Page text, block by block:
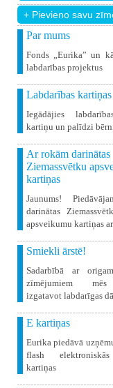
+ Pievieno savu
Par mums
Fonds „Eurika” un
labdarības projektus
Labdarības kartiņas
Iegādājies
kartiņu un palīdzi
Ar rokām darinātas
Ziemassvētku
kartiņas
Jaunums!
darinātas
apsveikumu kartiņas
Smiekli ārstē!
Sadarbībā ar
zīmējumiem mēs
izgatavot labdarīgas
E kartiņas
Eurika piedāvā
flash
kartiņas